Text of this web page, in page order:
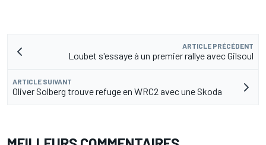
ARTICLE PRÉCÉDENT
Loubet s'essaye à un premier rallye avec Gilsoul
ARTICLE SUIVANT
Oliver Solberg trouve refuge en WRC2 avec une Skoda